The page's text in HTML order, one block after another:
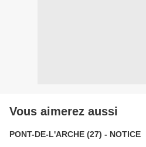
Vous aimerez aussi
PONT-DE-L'ARCHE (27) - NOTICE